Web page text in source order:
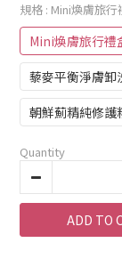
規格 : Mini煥膚旅行
Mini煥膚旅行禮
藜麥平衡淨膚
朝鮮薊精純修
Quantity
ADD TO